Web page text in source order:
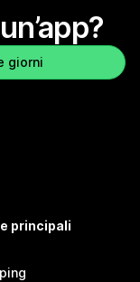
giorni
principali